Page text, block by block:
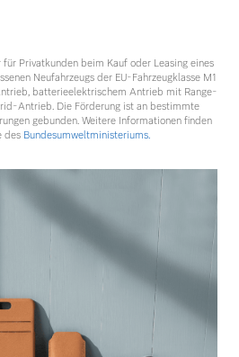
Privatkunden beim Kauf oder Leasing eines
Neufahrzeugs der EU-Fahrzeugklasse M1
batterieelektrischem Antrieb mit Range-
Antrieb. Die Förderung ist an bestimmte
gebunden. Weitere Informationen finden
des Bundesumweltministeriums.